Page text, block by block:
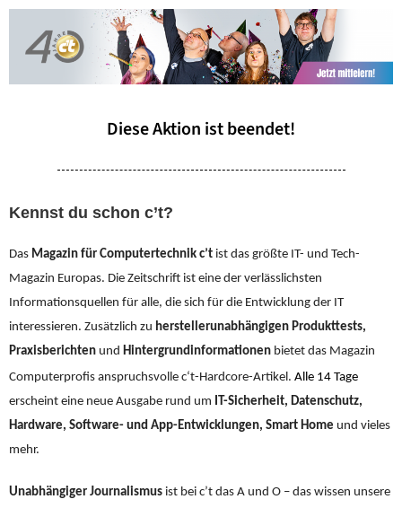
Diese Aktion ist beendet!
Kennst du schon c’t?
Das Magazin für Computertechnik c’t ist das größte IT- und Tech-
Magazin Europas. Die Zeitschrift ist eine der verlässlichsten
Informationsquellen für alle, die sich für die Entwicklung der IT
interessieren. Zusätzlich zu herstellerunabhängigen Produkttests,
Praxisberichten und Hintergrundinformationen bietet das Magazin
Computerprofis anspruchsvolle c‘t-Hardcore-Artikel. Alle 14 Tage
erscheint eine neue Ausgabe rund um IT-Sicherheit, Datenschutz,
Hardware, Software- und App-Entwicklungen, Smart Home und vieles
mehr.
Unabhängiger Journalismus ist bei c’t das A und O – das wissen unsere